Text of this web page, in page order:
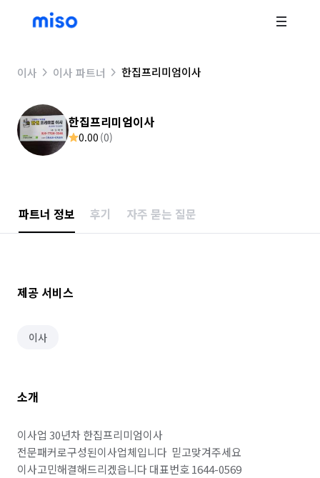
이사 이사 파트너 한집프리미엄이사
한집프리미엄이사
0.00 (0)
파트너 정보 후기 자주 묻는 질문
제공 서비스
이사
소개
이사업 30년차 한집프리미엄이사
전문패커로구성된이사업체입니다  믿고맞겨주세요
이사고민해결해드리겠읍니다 대표번호 1644-0569